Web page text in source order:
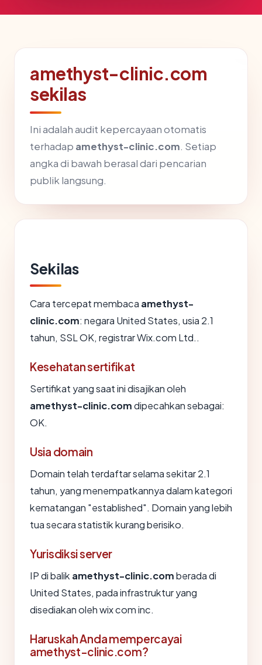
amethyst-clinic.com
sekilas
Ini adalah audit kepercayaan otomatis
terhadap amethyst-clinic.com. Setiap
angka di bawah berasal dari pencarian
publik langsung.
Sekilas
Cara tercepat membaca amethyst-
clinic.com: negara United States, usia 2.1
tahun, SSL OK, registrar Wix.com Ltd..
Kesehatan sertifikat
Sertifikat yang saat ini disajikan oleh
amethyst-clinic.comdipecahkan sebagai:
OK.
Usia domain
Domain telah terdaftar selama sekitar 2.1
tahun, yang menempatkannya dalam kategori
kematangan "established". Domain yang lebih
tua secara statistik kurang berisiko.
Yurisdiksi server
IP di balik amethyst-clinic.comberada di
United States, pada infrastruktur yang
disediakan oleh wix com inc.
Haruskah Anda mempercayai
amethyst-clinic.com?